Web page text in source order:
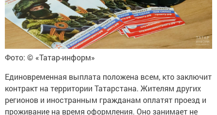
Фото: © «Татар-информ»
Единовременная выплата положена всем, кто заключит
контракт на территории Татарстана. Жителям других
регионов и иностранным гражданам оплатят проезд и
проживание на время оформления. Оно занимает не